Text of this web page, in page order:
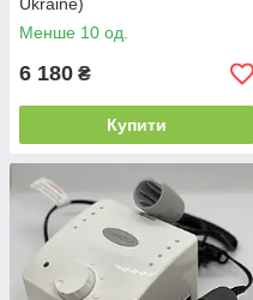
Менше 10 од.
6 180 ₴
Купити